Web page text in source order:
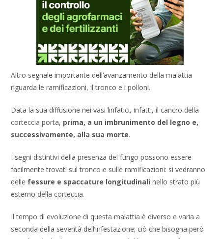
Altro segnale importante dell’avanzamento della malattia
riguarda le ramificazioni, il tronco e i polloni.
Data la sua diffusione nei vasi linfatici, infatti, il cancro della
corteccia porta, prima, a un imbrunimento del legno e,
successivamente, alla sua morte.
I segni distintivi della presenza del fungo possono essere
facilmente trovati sul tronco e sulle ramificazioni: si vedranno
delle fessure e spaccature longitudinali nello strato più
esterno della corteccia.
Il tempo di evoluzione di questa malattia è diverso e varia a
seconda della severità dell’infestazione; ciò che bisogna però